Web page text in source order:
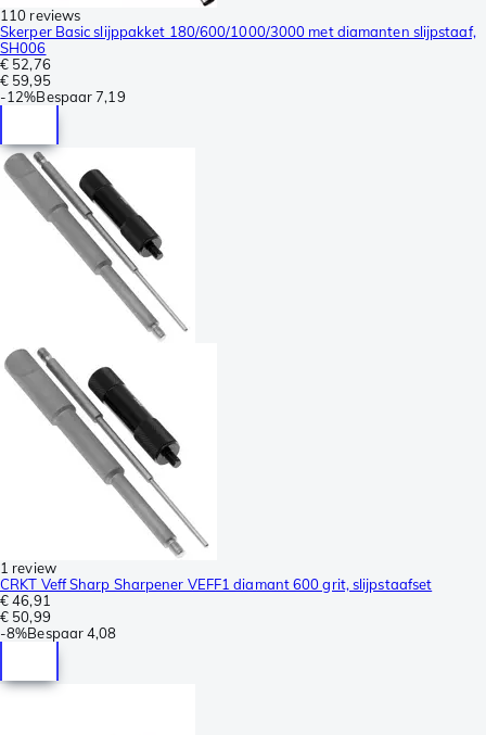
110 reviews
Skerper Basic slijppakket 180/600/1000/3000 met diamanten slijpstaaf,
SH006
€ 52,76
€ 59,95
-12%Bespaar 7,19
1 review
CRKT Veff Sharp Sharpener VEFF1 diamant 600 grit, slijpstaafset
€ 46,91
€ 50,99
-8%Bespaar4,08